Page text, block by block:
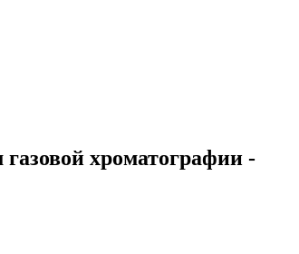
хроматографии -